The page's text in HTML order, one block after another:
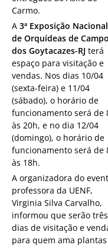
Carmo.
A 3ª Exposição Nacional
de Orquídeas de
dos Goytacazes-RJ terá
espaço para visitação e
vendas. Nos dias 10/04
(sexta-feira) e 11/04
(sábado), o horário de
funcionamento será de
às 20h, e no dia 12/04
(domingo), o horário de
funcionamento será de
às 18h.
A organizadora do
professora da UENF,
Virginia Silva Carvalho,
informou que serão três
dias de visitação e
para quem ama